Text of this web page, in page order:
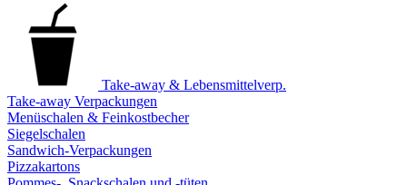
Take-away & Lebensmittelverp.
Take-away Verpackungen
Menüschalen & Feinkostbecher
Siegelschalen
Sandwich-Verpackungen
Pizzakartons